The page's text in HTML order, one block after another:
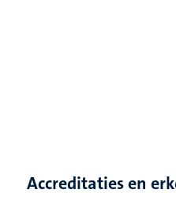
Accreditaties en